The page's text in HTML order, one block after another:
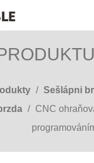
/ Sešlápni
/ CNC